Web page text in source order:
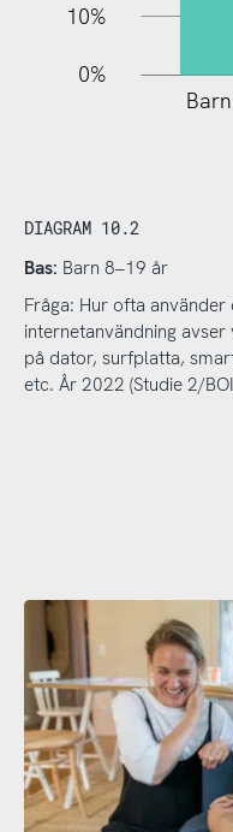
10%
0%
DIAGRAM 10.2
Bas: Barn 8–19 år
Fråga: Hur ofta
internetanvändning
på dator, surfplatta,
etc. År 2022 (Studie 2/